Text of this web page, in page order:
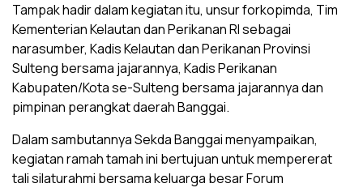
Tampak hadir dalam kegiatan itu, unsur forkopimda, Tim
Kementerian Kelautan dan Perikanan RI sebagai
narasumber, Kadis Kelautan dan Perikanan Provinsi
Sulteng bersama jajarannya, Kadis Perikanan
Kabupaten/Kota se-Sulteng bersama jajarannya dan
pimpinan perangkat daerah Banggai.
Dalam sambutannya Sekda Banggai menyampaikan,
kegiatan ramah tamah ini bertujuan untuk mempererat
tali silaturahmi bersama keluarga besar Forum